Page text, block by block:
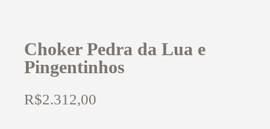
Choker Pedra da Lua e
Pingentinhos
R$2.312,00